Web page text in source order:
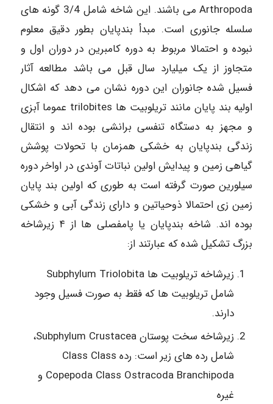
Arthropoda می باشند. این شاخه شامل 3/4 گونه های
سلسله جانوری است. مبدأ بندپایان بطور دقیق معلوم
نبوده و احتمالا مربوط به دوره کامبرین در دوران اول و
متجاوز از یک میلیارد سال قبل می باشد مطالعه آثار
فسیل شده جانوران این دوره نشان می دهد که اشکال
اولیه بند پایان مانند تریلوبیت ها trilobites عموما آبزی
و مجهز به دستگاه تنفسی برانشی بوده اند و انتقال
زندگی بندپایان به خشکی همزمان با تحولات پوشش
گیاهی زمین و پیدایش اولین نباتات آوندی در اواخر دوره
سیلورین صورت گرفته است به طوری که اولین بند پایان
زمین زی احتمالا ذوحیاتین و دارای زندگی آبی و خشکی
بوده اند. شاخه بندپایان یا پامفصلی ها از ۴ زیرشاخه
بزرگ تشکیل شده که عبارتند از:
زیرشاخه تریلوبیت ها Subphylum Triolobita
شامل تریلوبیت ها که فقط به صورت فسیل وجود
دارند.
زیرشاخه سخت پوستان Subphylum Crustacea،
شامل رده های زیر است: رده Class Class
Copepoda Class Ostracoda Branchipoda و
غیره